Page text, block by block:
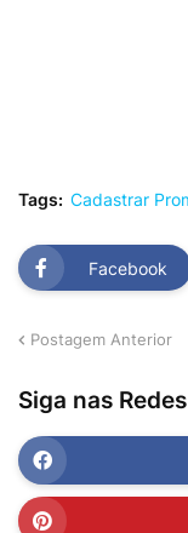
Tags: Cadastrar
Facebook
Postagem Anterior
Siga nas